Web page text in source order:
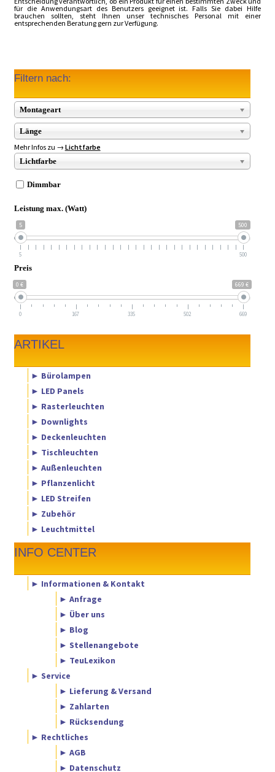
für die Anwendungsart des Benutzers geeignet ist. Falls Sie dabei Hilfe
brauchen sollten, steht Ihnen unser technisches Personal mit einer
entsprechenden Beratung gern zur Verfügung.
Filtern nach:
Montageart
Länge
Mehr Infos zu → Lichtfarbe
Lichtfarbe
Dimmbar
Leistung max. (Watt)
5 500
5 500
Preis
0 € 669 €
0 167 335 502 669
ARTIKEL
► Bürolampen
► LED Panels
► Rasterleuchten
► Downlights
► Deckenleuchten
► Tischleuchten
► Außenleuchten
► Pflanzenlicht
► LED Streifen
► Zubehör
► Leuchtmittel
INFO CENTER
► Informationen & Kontakt
► Anfrage
► Über uns
► Blog
► Stellenangebote
► TeuLexikon
► Service
► Lieferung & Versand
► Zahlarten
► Rücksendung
► Rechtliches
► AGB
► Datenschutz